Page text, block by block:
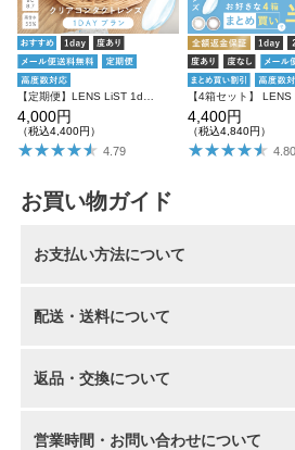
4,000円
（税込4,400円）
4.79
4,400円
（税込4,840円）
4.80
お買い物ガイド
お支払い方法について
配送・送料について
返品・交換について
営業時間・お問い合わせについて